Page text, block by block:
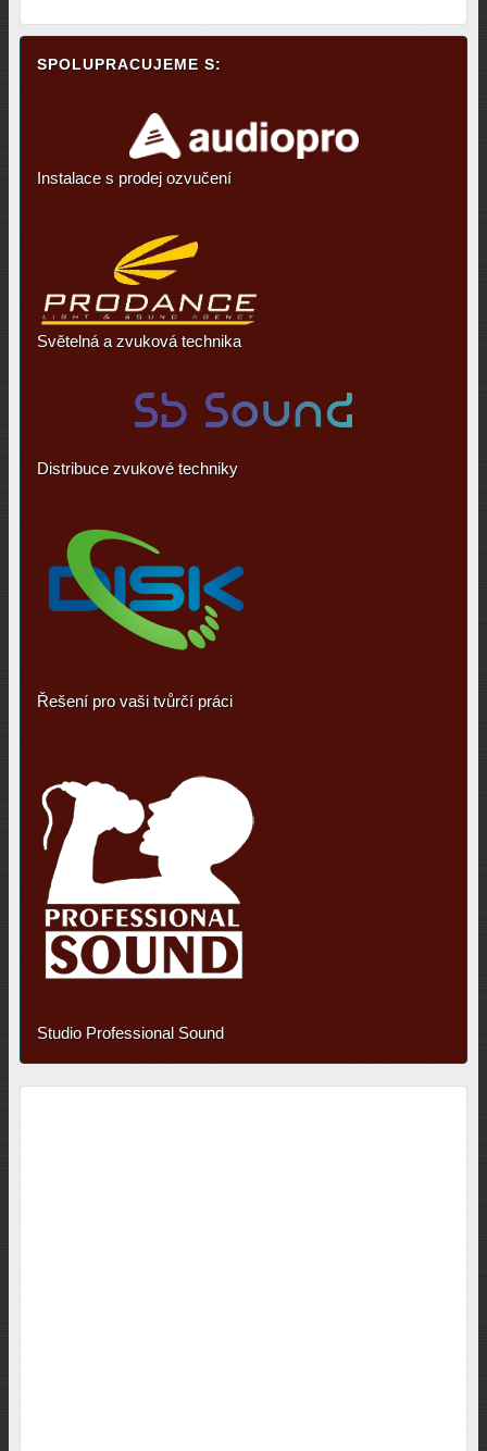
SPOLUPRACUJEME S:
Instalace s prodej ozvučení
Světelná a zvuková technika
Distribuce zvukové techniky
Řešení pro vaši tvůrčí práci
Studio Professional Sound